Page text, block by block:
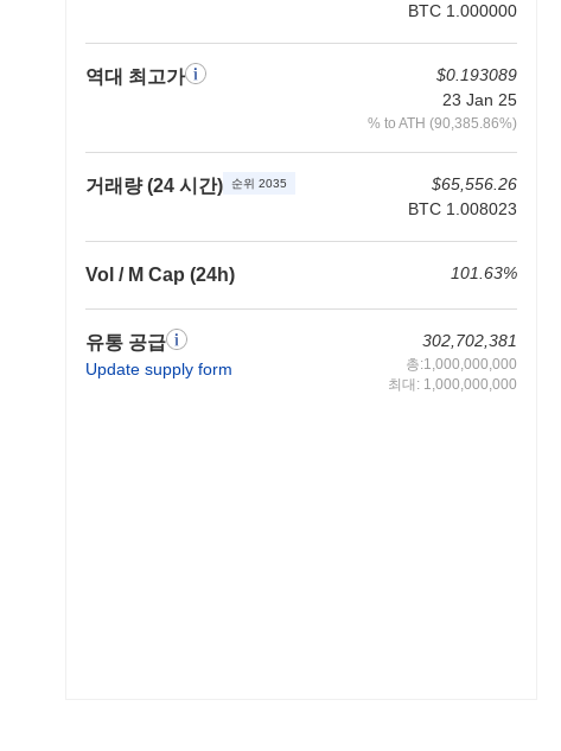
BTC 1.000000
역대 최고가
$0.193089
23 Jan 25
% to ATH (90,385.86%)
거래량 (24 시간) 순위 2035
$65,556.26
BTC 1.008023
Vol / M Cap (24h) 101.63%
유통 공급
Update supply form
302,702,381
총:1,000,000,000
최대: 1,000,000,000